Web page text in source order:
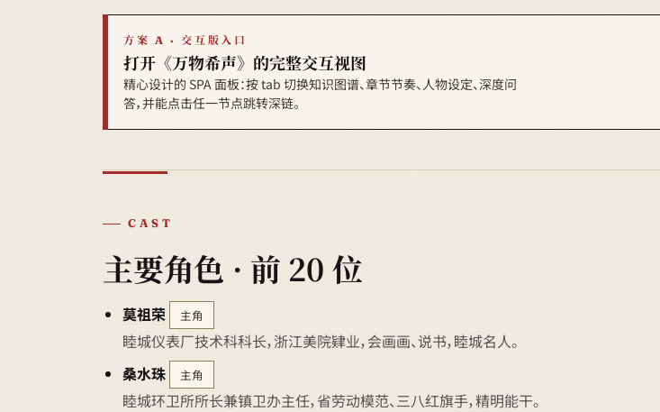
方案 A · 交互版入口
打开《万物希声》的完整交互视图
精心设计的 SPA 面板：按 tab 切换知识图谱、章节节奏、人物设定、深度问
答，并能点击任一节点跳转深链。
CAST
主要角色 · 前 20 位
莫祖荣 主角
睦城仪表厂技术科科长，浙江美院肄业，会画画、说书，睦城名人。
桑水珠
主角
睦城环卫所所长兼镇卫办主任，省劳动模范、三八红旗手，精明能干。